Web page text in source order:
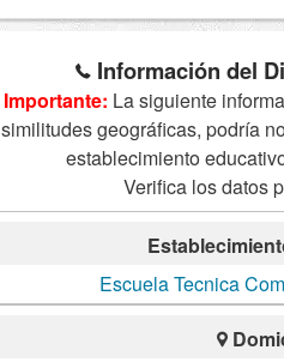
Información del
Importante: La siguiente
similitudes geográficas, podría
establecimiento
Verifica los datos
Escuela Tecnica